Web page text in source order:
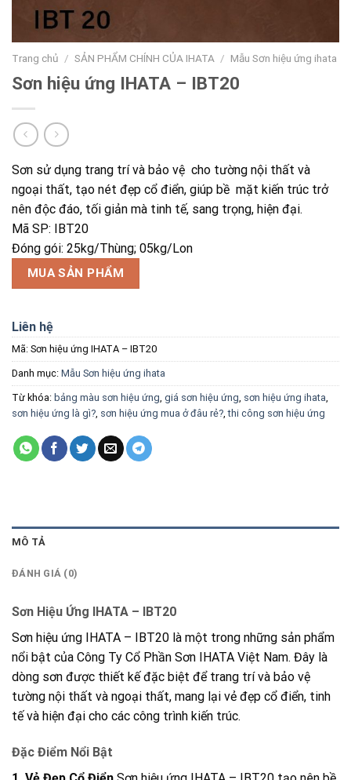
Trang chủ / SẢN PHẨM CHÍNH CỦA IHATA / Mẫu Sơn hiệu ứng ihata
Sơn hiệu ứng IHATA – IBT20
Sơn sử dụng trang trí và bảo vệ cho tường nội thất và
ngoại thất, tạo nét đẹp cổ điển, giúp bề mặt kiến trúc trở
nên độc đáo, tối giản mà tinh tế, sang trọng, hiện đại.
Mã SP: IBT20
Đóng gói: 25kg/Thùng; 05kg/Lon
MUA SẢN PHẨM
Liên hệ
Mã: Sơn hiệu ứng IHATA – IBT20
Danh mục: Mẫu Sơn hiệu ứng ihata
Từ khóa: bảng màu sơn hiệu ứng giá sơn hiệu ứng sơn hiệu ứng ihata
sơn hiệu ứng là gì? sơn hiệu ứng mua ở đâu rẻ? ,thi công sơn hiệu ứng
MÔ TẢ
ĐÁNH GIÁ (0)
Sơn Hiệu Ứng IHATA – IBT20
Sơn hiệu ứng IHATA – IBT20 là một trong những sản phẩm
nổi bật của Công Ty Cổ Phần Sơn IHATA Việt Nam. Đây là
dòng sơn được thiết kế đặc biệt để trang trí và bảo vệ
tường nội thất và ngoại thất, mang lại vẻ đẹp cổ điển, tinh
tế và hiện đại cho các công trình kiến trúc.
Đặc Điểm Nổi Bật